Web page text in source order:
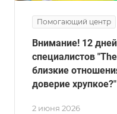
Помогающий центр
2 июня 2026
Внимание! 12
специалистов
близкие
доверие хрупкое?"